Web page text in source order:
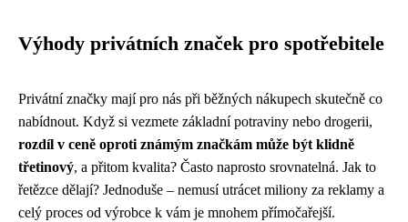
Výhody privátních značek pro spotřebitele
Privátní značky mají pro nás při běžných nákupech skutečně co
nabídnout. Když si vezmete základní potraviny nebo drogerii,
rozdíl v ceně oproti známým značkám může být klidně
třetinový, a přitom kvalita? Často naprosto srovnatelná. Jak to
řetězce dělají? Jednoduše – nemusí utrácet miliony za reklamy a
celý proces od výrobce k vám je mnohem přímočařejší.